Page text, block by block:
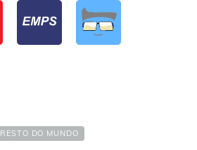
RESTO DO MUNDO